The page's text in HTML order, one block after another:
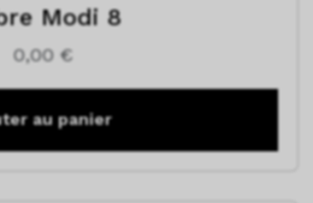
Modi 8
0,00 €
au panier